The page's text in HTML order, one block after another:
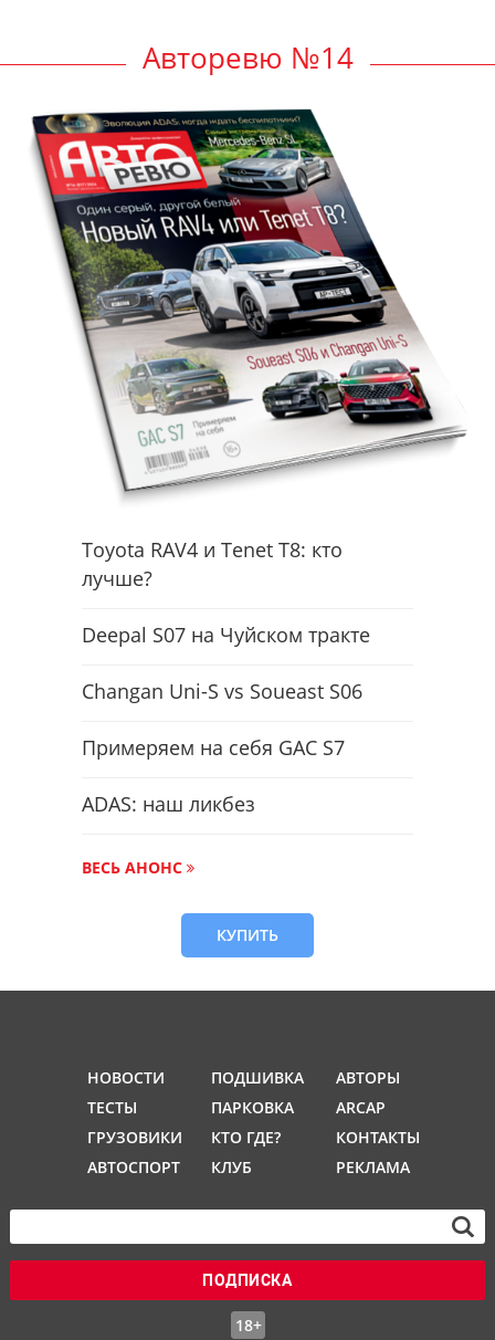
Авторевю №14
Toyota RAV4 и Tenet T8: кто
лучше?
Deepal S07 на Чуйском тракте
Changan Uni-S vs Soueast S06
Примеряем на себя GAC S7
ADAS: наш ликбез
ВЕСЬ АНОНС
КУПИТЬ
НОВОСТИ
ТЕСТЫ
ГРУЗОВИКИ
АВТОСПОРТ
ПОДШИВКА
ПАРКОВКА
КТО ГДЕ?
КЛУБ
АВТОРЫ
ARCAP
КОНТАКТЫ
РЕКЛАМА
ПОДПИСКА
18+